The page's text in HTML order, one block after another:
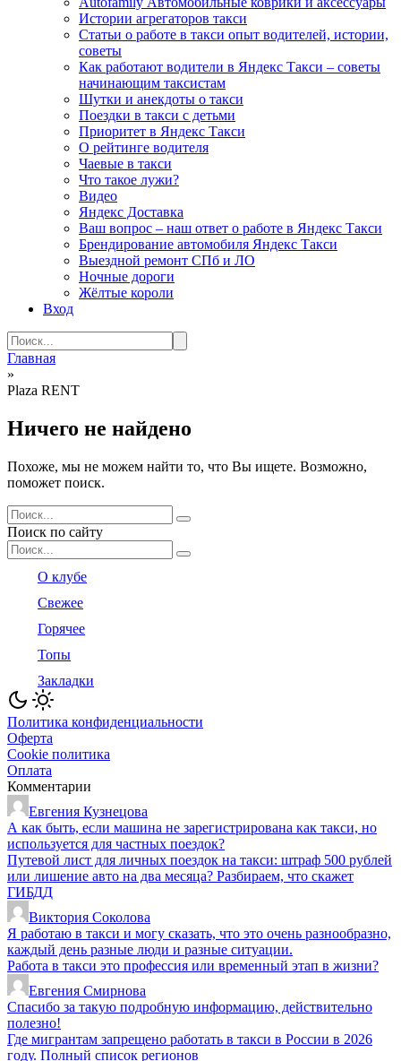
Истории агрегаторов такси
Статьи о работе в такси опыт водителей, истории,
советы
Как работают водители в Яндекс Такси – советы
начинающим таксистам
Шутки и анекдоты о такси
Поездки в такси с детьми
Приоритет в Яндекс Такси
О рейтинге водителя
Чаевые в такси
Что такое лужи?
Видео
Яндекс Доставка
Ваш вопрос – наш ответ о работе в Яндекс Такси
Брендирование автомобиля Яндекс Такси
Выездной ремонт СПб и ЛО
Ночные дороги
Жёлтые короли
Вход
Search
for:
Главная
»
Plaza RENT
Ничего не найдено
Похоже, мы не можем найти то, что Вы ищете. Возможно,
поможет поиск.
Search
for:
Поиск по сайту
Search
for:
О клубе
Свежее
Горячее
Топы
Закладки
Политика конфиденциальности
Оферта
Cookie политика
Оплата
Комментарии
Евгения Кузнецова
А как быть, если машина не зарегистрирована как такси, но
используется для частных поездок?
Путевой лист для личных поездок на такси: штраф 500 рублей
или лишение авто на два месяца? Разбираем, что скажет
ГИБДД
Виктория Соколова
Я работаю в такси и могу сказать, что это очень разнообразно,
каждый день разные люди и разные ситуации.
Работа в такси это профессия или временный этап в жизни?
Евгения Смирнова
Спасибо за такую подробную информацию, действительно
полезно!
Где мигрантам запрещено работать в такси в России в 2026
году. Полный список регионов